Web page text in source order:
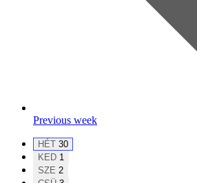
Previous week
HÉT 30
KED 1
SZE 2